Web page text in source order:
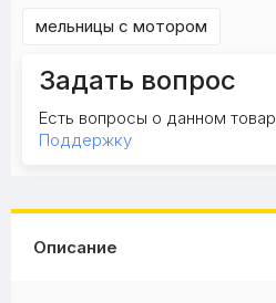
мельницы с мотором
Задать вопрос
Есть вопросы о данном
Поддержку
Описание